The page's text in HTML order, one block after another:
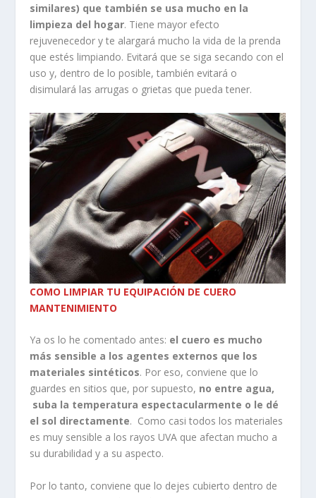
similares) que también se usa mucho en la
limpieza del hogar. Tiene mayor efecto
rejuvenecedor y te alargará mucho la vida de la prenda
que estés limpiando. Evitará que se siga secando con el
uso y, dentro de lo posible, también evitará o
disimulará las arrugas o grietas que pueda tener.
COMO LIMPIAR TU EQUIPACIÓN DE CUERO
MANTENIMIENTO
Ya os lo he comentado antes: el cuero es mucho
más sensible a los agentes externos que los
materiales sintéticos. Por eso, conviene que lo
guardes en sitios que, por supuesto, no entre agua,
suba la temperatura espectacularmente o le dé
el sol directamente. Como casi todos los materiales
es muy sensible a los rayos UVA que afectan mucho a
su durabilidad y a su aspecto.
Por lo tanto, conviene que lo dejes cubierto dentro de